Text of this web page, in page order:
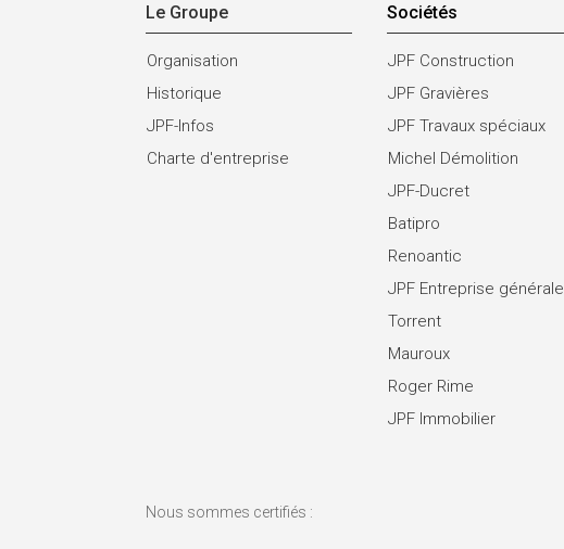
Le Groupe
Organisation
Historique
JPF-Infos
Charte d'entreprise
Sociétés
JPF Construction
JPF Gravières
JPF Travaux spéciaux
Michel Démolition
JPF-Ducret
Batipro
Renoantic
JPF Entreprise générale
Torrent
Mauroux
Roger Rime
JPF Immobilier
Nous sommes certifiés :